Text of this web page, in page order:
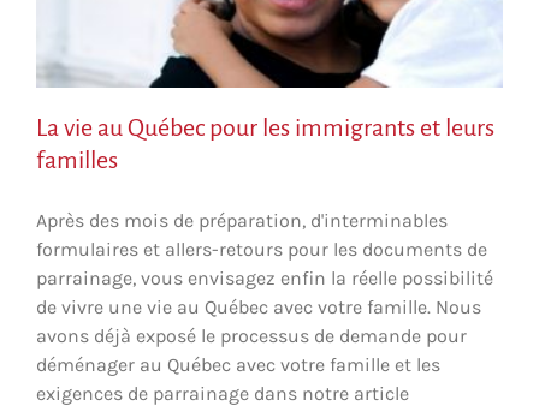
La vie au Québec pour les immigrants et leurs
familles
Après des mois de préparation, d'interminables
formulaires et allers-retours pour les documents de
parrainage, vous envisagez enfin la réelle possibilité
de vivre une vie au Québec avec votre famille. Nous
avons déjà exposé le processus de demande pour
déménager au Québec avec votre famille et les
exigences de parrainage dans notre article